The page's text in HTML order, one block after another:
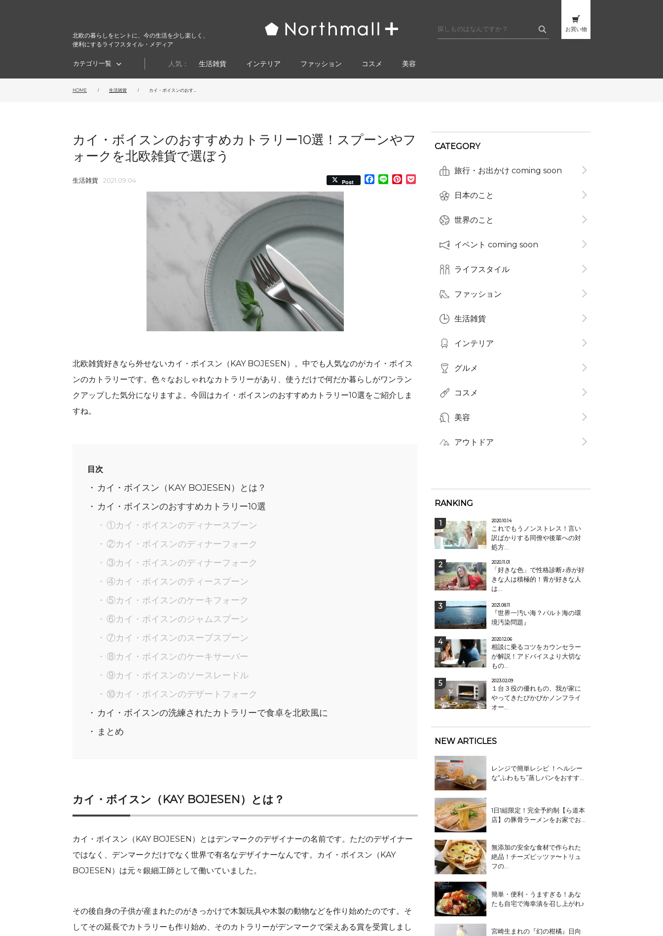
北欧の暮らしをヒントに、今の生活を少し楽しく、
便利にするライフスタイル・メディア
お買い物
カテゴリ一覧 人気： 生活雑貨 インテリア ファッション コスメ​ 美容
HOME 生活雑貨 カイ・ボイスンのおす...
カイ・ボイスンのおすすめカトラリー10選！スプーンやフ
ォークを北欧雑貨で選ぼう
生活雑貨 2021.09.04 Post Facebook
Line Pinterest
Pocket
北欧雑貨好きなら外せないカイ・ボイスン（KAY BOJESEN）。中でも人気なのがカイ・ボイス
ンのカトラリーです。色々なおしゃれなカトラリーがあり、使うだけで何だか暮らしがワンラン
クアップした気分になりますよ。今回はカイ・ボイスンのおすすめカトラリー10選をご紹介しま
すね。
目次
カイ・ボイスン（KAY BOJESEN）とは？
カイ・ボイスンのおすすめカトラリー10選
①カイ・ボイスンのディナースプーン
②カイ・ボイスンのディナーフォーク
③カイ・ボイスンのディナーフォーク
④カイ・ボイスンのティースプーン
⑤カイ・ボイスンのケーキフォーク
⑥カイ・ボイスンのジャムスプーン
⑦カイ・ボイスンのスープスプーン
⑧カイ・ボイスンのケーキサーバー
⑨カイ・ボイスンのソースレードル
⑩カイ・ボイスンのデザートフォーク
カイ・ボイスンの洗練されたカトラリーで食卓を北欧風に
まとめ
カイ・ボイスン（KAY BOJESEN）とは？
カイ・ボイスン（KAY BOJESEN）とはデンマークのデザイナーの名前です。ただのデザイナー
ではなく、デンマークだけでなく世界で有名なデザイナーなんです。カイ・ボイスン（KAY
BOJESEN）は元々銀細工師として働いていました。
その後自身の子供が産まれたのがきっかけで木製玩具や木製の動物などを作り始めたのです。そ
してその延長でカトラリーも作り始め、そのカトラリーがデンマークで栄えある賞を受賞しまし
CATEGORY
旅行・お出かけ coming soon
日本のこと
世界のこと
イベント coming soon
ライフスタイル
ファッション
生活雑貨
インテリア
グルメ
コスメ​
美容
アウトドア
RANKING
2020.10.14
これでもうノンストレス！言い
訳ばかりする同僚や後輩への対
処方...
2020.11.01
「好きな色」で性格診断♪赤が好
きな人は積極的！青が好きな人
は...
2021.08.11
『世界一汚い海？バルト海の環
境汚染問題』
2020.12.06
相談に乗るコツをカウンセラー
が解説！アドバイスより大切な
もの...
2023.02.09
１台３役の優れもの、我が家に
やってきたぴかぴかノンフライ
オー...
NEW ARTICLES
レンジで簡単レシピ ！ヘルシー
な“ふわもち”蒸しパンをおすす...
1日1組限定！完全予約制【ら道本
店】の豚骨ラーメンをお家でお...
無添加の安全な食材で作られた
絶品！チーズピッツァ〜トリュ
フの...
簡単・便利・うますぎる！あな
たも自宅で海幸漬を召し上がれ♪
宮崎生まれの『幻の柑橘』日向